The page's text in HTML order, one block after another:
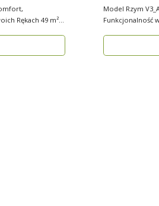
49 m²
Model Rzym
Funkcjonalność